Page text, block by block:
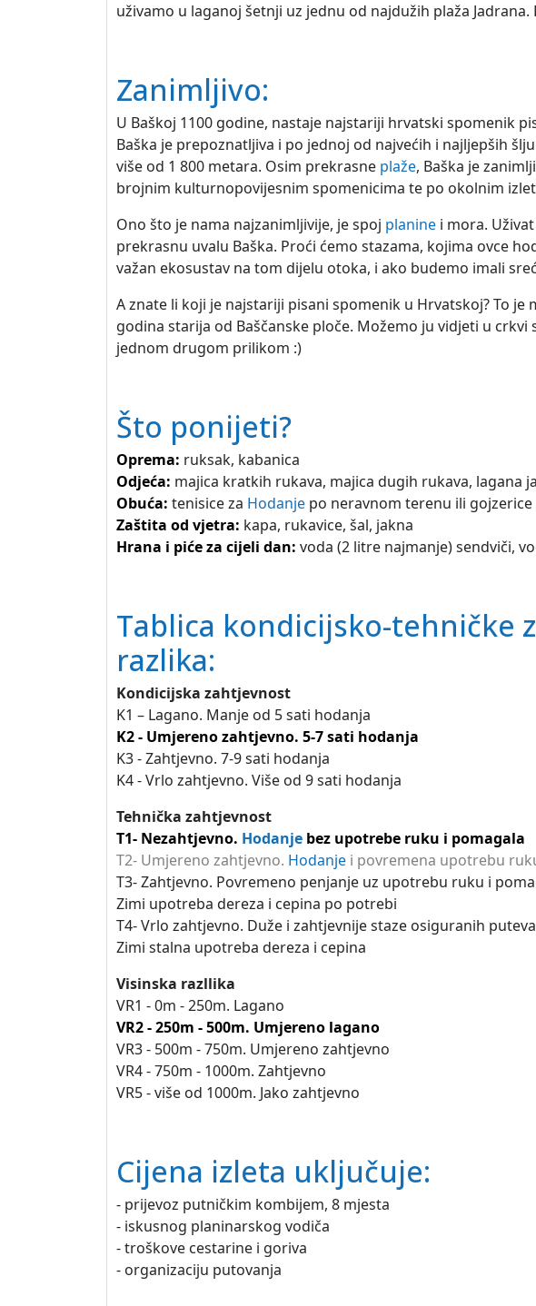
uživamo u laganoj šetnji uz jednu od najdužih plaža
Zanimljivo:
U Baškoj 1100 godine, nastaje najstariji hrvatski spomenik
Baška je prepoznatljiva i po jednoj od najvećih i najljepših
više od 1 800 metara. Osim prekrasne plaže, Baška je
brojnim kulturnopovijesnim spomenicima te po okolnim
Ono što je nama najzanimljivije, je spoj planine i mora.
prekrasnu uvalu Baška. Proći ćemo stazama, kojima ovce
važan ekosustav na tom dijelu otoka, i ako budemo imali
A znate li koji je najstariji pisani spomenik u Hrvatskoj? To je
godina starija od Baščanske ploče. Možemo ju vidjeti u crkvi
jednom drugom prilikom :)
Što ponijeti?
Oprema: ruksak, kabanica
Odjeća: majica kratkih rukava, majica dugih rukava, lagana
Obuća: tenisice za Hodanje po neravnom terenu ili gojzerice
Zaštita od vjetra: kapa, rukavice, šal, jakna
Hrana i piće za cijeli dan: voda (2 litre najmanje) sendviči,
Tablica kondicijsko-tehničke
razlika:
Kondicijska zahtjevnost
K1 – Lagano. Manje od 5 sati hodanja
K2 - Umjereno zahtjevno. 5-7 sati hodanja
K3 - Zahtjevno. 7-9 sati hodanja
K4 - Vrlo zahtjevno. Više od 9 sati hodanja
Tehnička zahtjevnost
T1- Nezahtjevno. Hodanje bez upotrebe ruku i pomagala
T2- Umjereno zahtjevno. Hodanje i povremena upotrebu
T3- Zahtjevno. Povremeno penjanje uz upotrebu ruku i
Zimi upotreba dereza i cepina po potrebi
T4- Vrlo zahtjevno. Duže i zahtjevnije staze osiguranih
Zimi stalna upotreba dereza i cepina
Visinska razllika
VR1 - 0m - 250m. Lagano
VR2 - 250m - 500m. Umjereno lagano
VR3 - 500m - 750m. Umjereno zahtjevno
VR4 - 750m - 1000m. Zahtjevno
VR5 - više od 1000m. Jako zahtjevno
Cijena izleta uključuje:
- prijevoz putničkim kombijem, 8 mjesta
- iskusnog planinarskog vodiča
- troškove cestarine i goriva
- organizaciju putovanja